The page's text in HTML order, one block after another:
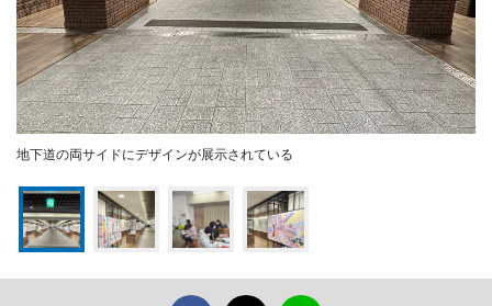
地下道の両サイドにデザインが展示されている